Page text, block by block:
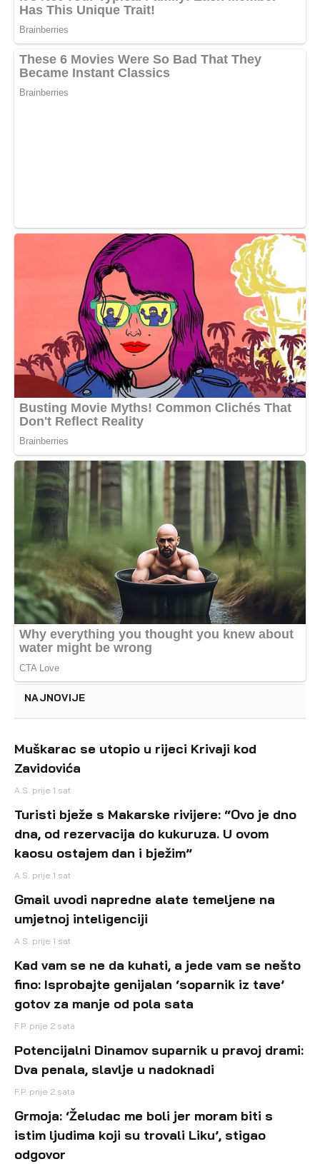
NAJNOVIJE
Muškarac se utopio u rijeci Krivaji kod
Zavidovića
A.S. prije 1 sat
Turisti bježe s Makarske rivijere: “Ovo je dno
dna, od rezervacija do kukuruza. U ovom
kaosu ostajem dan i bježim”
A.S. prije 1 sat
Gmail uvodi napredne alate temeljene na
umjetnoj inteligenciji
A.S. prije 1 sat
Kad vam se ne da kuhati, a jede vam se nešto
fino: Isprobajte genijalan ‘soparnik iz tave’
gotov za manje od pola sata
F.P. prije 2 sata
Potencijalni Dinamov suparnik u pravoj drami:
Dva penala, slavlje u nadoknadi
F.P. prije 2 sata
Grmoja: ‘Želudac me boli jer moram biti s
istim ljudima koji su trovali Liku’, stigao
odgovor